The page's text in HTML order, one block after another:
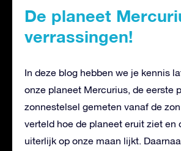
De planeet
verrassingen!
In deze blog hebben we je kennis
onze planeet Mercurius, de eerste
zonnestelsel gemeten vanaf de
verteld hoe de planeet eruit ziet en
uiterlijk op onze maan lijkt.